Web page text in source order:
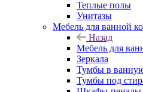
Теплые полы
Унитазы
Мебель для ванной
Назад
Мебель для
Зеркала
Тумбы в
Тумбы под